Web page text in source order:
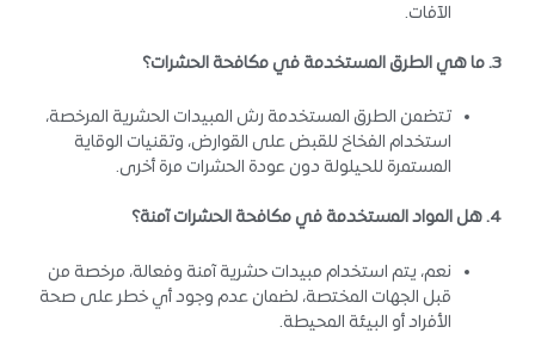
الآفات.
3. ما هي الطرق المستخدمة في مكافحة الحشرات؟
تتضمن الطرق المستخدمة رش المبيدات الحشرية المرخصة،
استخدام الفخاخ للقبض على القوارض، وتقنيات الوقاية
المستمرة للحيلولة دون عودة الحشرات مرة أخرى.
4. هل المواد المستخدمة في مكافحة الحشرات آمنة؟
نعم، يتم استخدام مبيدات حشرية آمنة وفعالة، مرخصة من
قبل الجهات المختصة، لضمان عدم وجود أي خطر على صحة
الأفراد أو البيئة المحيطة.